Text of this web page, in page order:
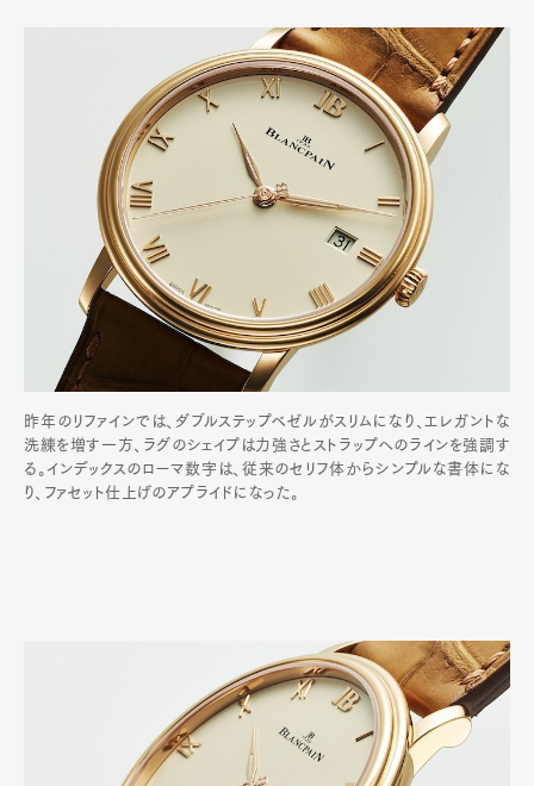
昨年のリファインでは、ダブルステップベゼルがスリムになり、エレガントな
洗練を増す一方、ラグのシェイプは力強さとストラップへのラインを強調す
る。インデックスのローマ数字は、従来のセリフ体からシンプルな書体にな
り、ファセット仕上げのアプライドになった。